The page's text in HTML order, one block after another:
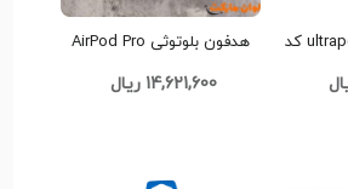
خرید ایرپاد ultrapods max کد
هدفون بلوتوثی AirPod Pro
و عمده
14,621,600 ریال